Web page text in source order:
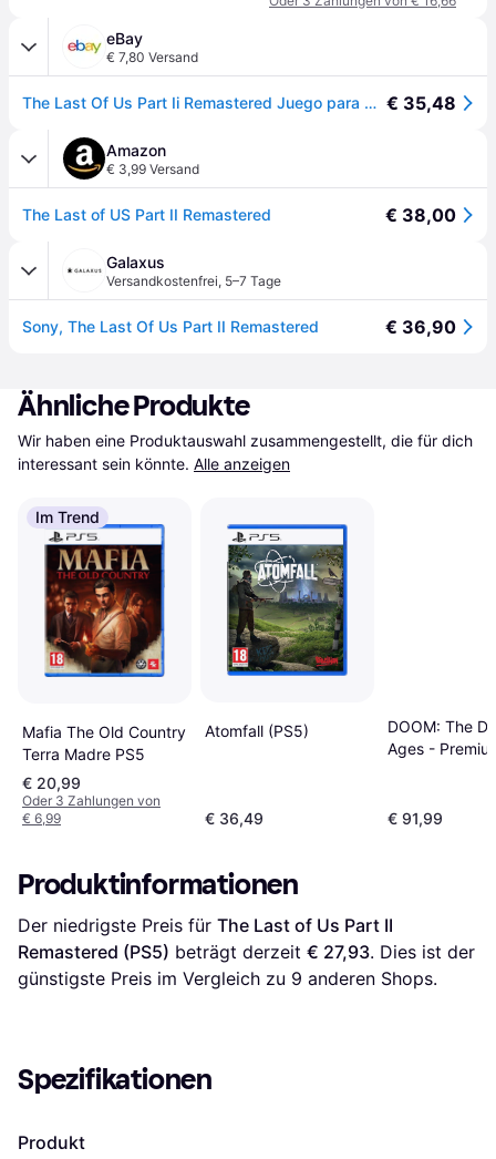
eBay
€ 7,80 Versand
The Last Of Us Part Ii Remastered Juego para Consola PlayStation 5, PS5 [PAL ES] € 35,48
Amazon
€ 3,99 Versand
The Last of US Part II Remastered € 38,00
Galaxus
Versandkostenfrei, 5–7 Tage
Sony, The Last Of Us Part II Remastered € 36,90
Ähnliche Produkte
Wir haben eine Produktauswahl zusammengestellt, die für dich
interessant sein könnte. Alle anzeigen
Im Trend
Mafia The Old Country
Terra Madre PS5
€ 20,99
Oder 3 Zahlungen von
€ 6,99
Atomfall (PS5)
€ 36,49
DOOM: The
Ages -
€ 91,99
Produktinformationen
Der niedrigste Preis für The Last of Us Part II
Remastered (PS5) beträgt derzeit € 27,93. Dies ist der
günstigste Preis im Vergleich zu 9 anderen Shops.
Spezifikationen
Produkt